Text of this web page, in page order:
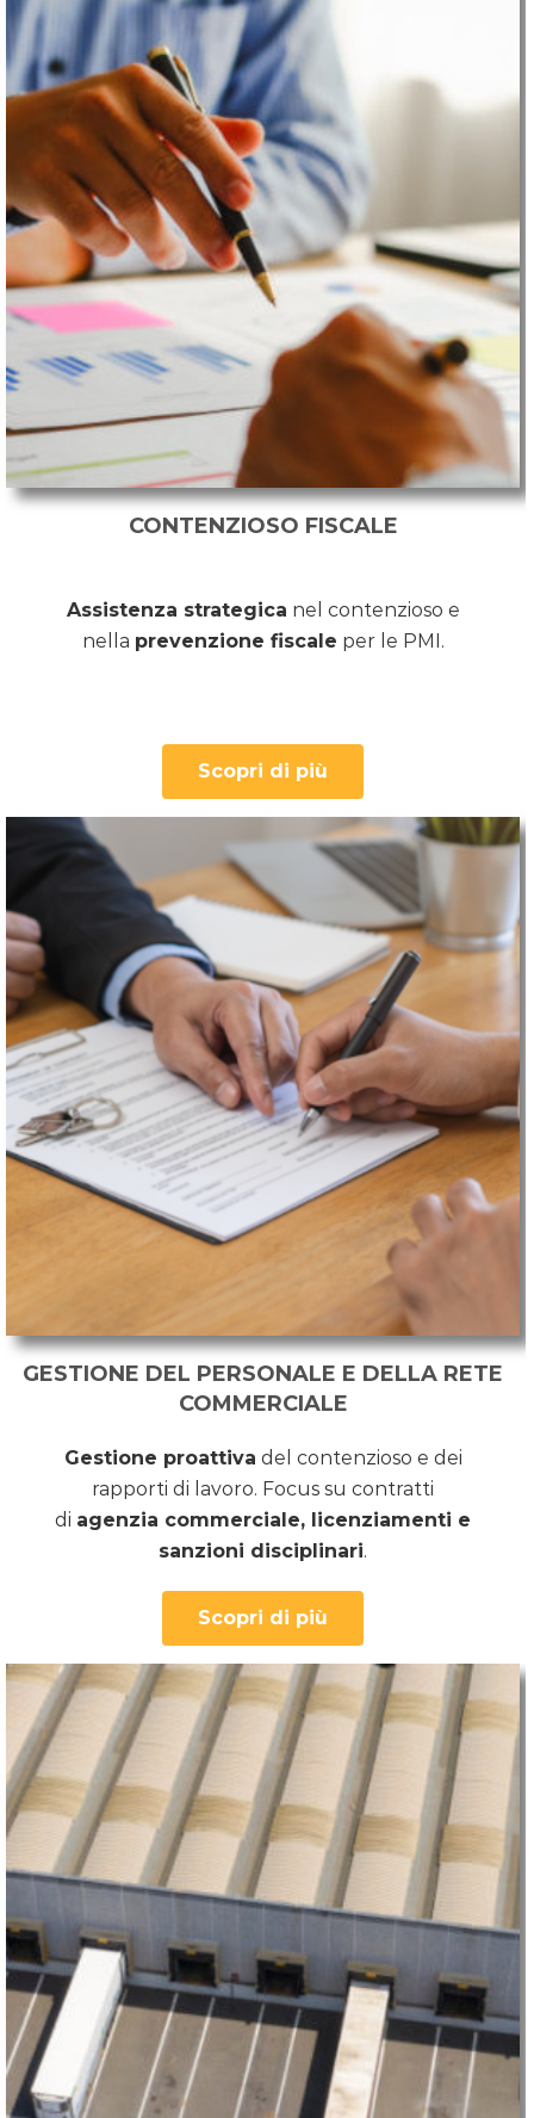
CONTENZIOSO FISCALE
Assistenza strategica nel contenzioso e
nella prevenzione fiscale per le PMI.
Scopri di più
GESTIONE DEL PERSONALE E DELLA RETE
COMMERCIALE
Gestione proattiva del contenzioso e dei
rapporti di lavoro. Focus su contratti
di agenzia commerciale, licenziamenti e
sanzioni disciplinari.
Scopri di più